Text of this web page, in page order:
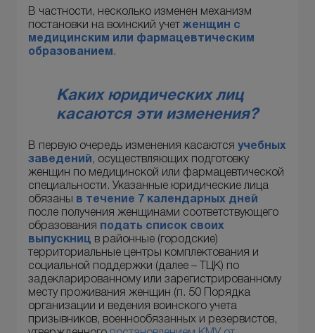
В частности, несколько изменен механизм
постановки на воинский учетженщин с
медицинским или фармацевтическим
образованием .
Каких юридических лиц
касаются эти изменения?
В первую очередь изменения касаются учебных
заведений , осуществляющих подготовку
женщин по медицинской или фармацевтической
специальности. Указанные юридические лица
обязаны в течение 7 календарных дней
после получения женщинами соответствующего
образования подать список своих
выпускниц в районные (городские)
территориальные центры комплектования и
социальной поддержки (далее – ТЦК) по
задекларированному или зарегистрированному
месту проживания женщин (п. 50 Порядка
организации и ведения воинского учета
призывников, военнообязанных и резервистов,